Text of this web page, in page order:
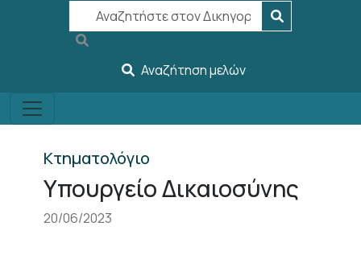
Αναζήτηση μελών
Κτηματολόγιο
Υπουργείο Δικαιοσύνης
20/06/2023